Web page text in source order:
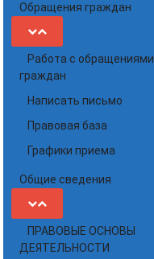
Обращения граждан
Работа с обращениями
граждан
Написать письмо
Правовая база
Графики приема
Общие сведения
ПРАВОВЫЕ ОСНОВЫ
ДЕЯТЕЛЬНОСТИ